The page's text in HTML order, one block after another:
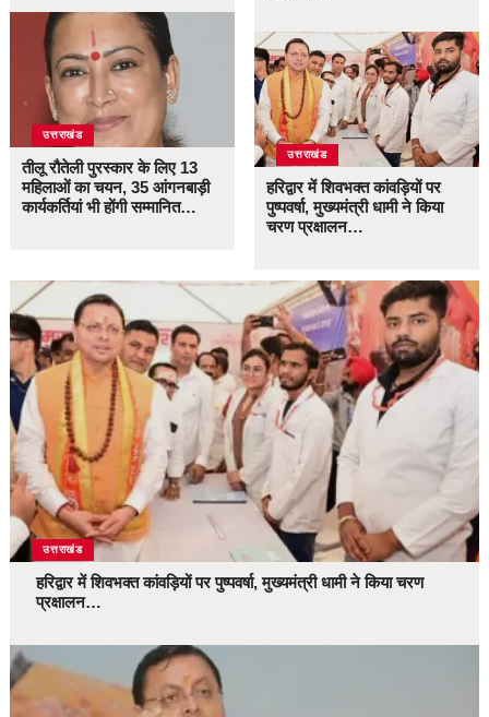
उत्तराखंड
तीलू रौतेली पुरस्कार के लिए 13
महिलाओं का चयन, 35 आंगनबाड़ी
कार्यकर्तियां भी होंगी सम्मानित…
उत्तराखंड
हरिद्वार में शिवभक्त कांवड़ियों पर
पुष्पवर्षा, मुख्यमंत्री धामी ने किया
चरण प्रक्षालन…
उत्तराखंड
हरिद्वार में शिवभक्त कांवड़ियों पर पुष्पवर्षा, मुख्यमंत्री धामी ने किया चरण
प्रक्षालन…